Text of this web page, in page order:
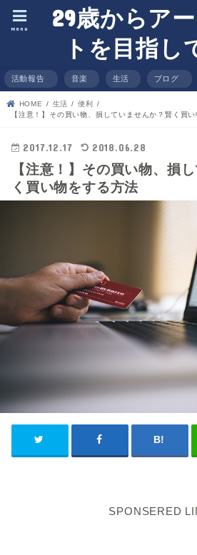
29歳からア
トを目指し
menu
活動報告 音楽 生活 ブログ
HOME 生活
便利
【注意！】その買い物、損していませんか？賢く買
2017.12.17 2018.06.28
【注意！】その買い物、損
く買い物をする方法
SPONSERED